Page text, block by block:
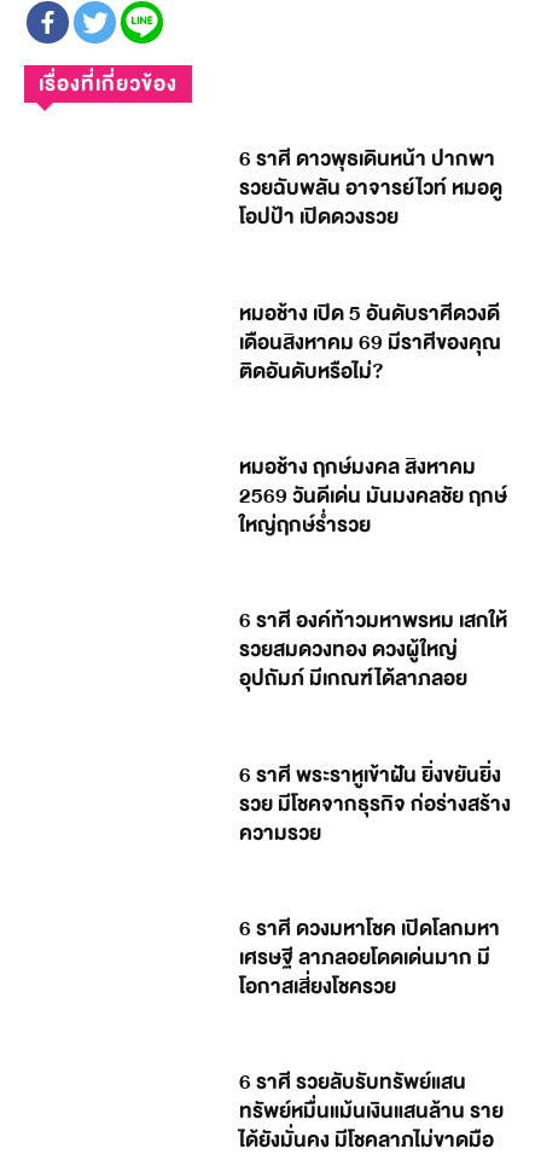
เรื่องที่เกี่ยวข้อง
6 ราศี ดาวพุธเดินหน้า ปากพา
รวยฉับพลัน อาจารย์ไวท์ หมอดู
โอปป้า เปิดดวงรวย
หมอช้าง เปิด 5 อันดับราศีดวงดี
เดือนสิงหาคม 69 มีราศีของคุณ
ติดอันดับหรือไม่?
หมอช้าง ฤกษ์มงคล สิงหาคม
2569 วันดีเด่น มันมงคลชัย ฤกษ์
ใหญ่ฤกษ์ร่ำรวย
6 ราศี องค์ท้าวมหาพรหม เสกให้
รวยสมดวงทอง ดวงผู้ใหญ่
อุปถัมภ์ มีเกณฑ์ได้ลาภลอย
6 ราศี พระราหูเข้าฝัน ยิ่งขยันยิ่ง
รวย มีโชคจากธุรกิจ ก่อร่างสร้าง
ความรวย
6 ราศี ดวงมหาโชค เปิดโลกมหา
เศรษฐี ลาภลอยโดดเด่นมาก มี
โอกาสเสี่ยงโชครวย
6 ราศี รวยลับรับทรัพย์แสน
ทรัพย์หมื่นแม้นเงินแสนล้าน ราย
ได้ยังมั่นคง มีโชคลาภไม่ขาดมือ